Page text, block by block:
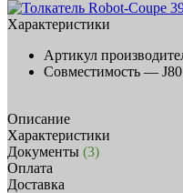
Характеристики
Артикул
Совместимость —
Описание
Характеристики
Документы (3)
Оплата
Доставка